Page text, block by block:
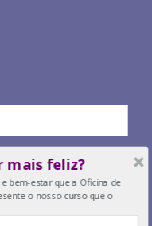
mais feliz?
bem-estar que a Oficina de
o nosso curso que o